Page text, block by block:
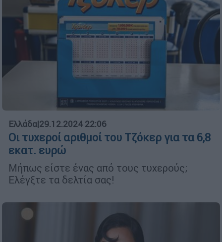
Ελλάδα|29.12.2024 22:06
Οι τυχεροί αριθμοί του Τζόκερ για τα 6,8
εκατ. ευρώ
Μήπως είστε ένας από τους τυχερούς;
Ελέγξτε τα δελτία σας!